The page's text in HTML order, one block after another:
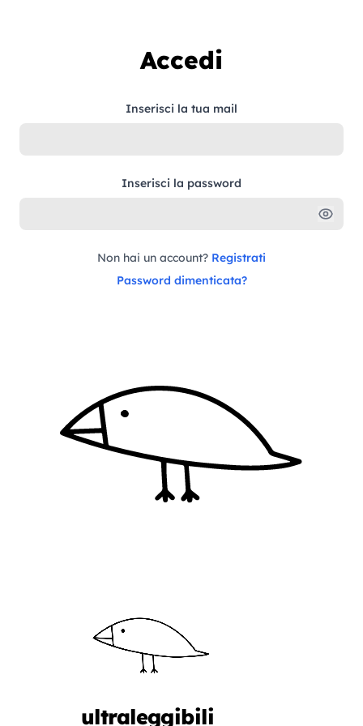
Accedi
Inserisci la tua mail
Inserisci la password
Non hai un account? Registrati
Password dimenticata?
ultraleggibili